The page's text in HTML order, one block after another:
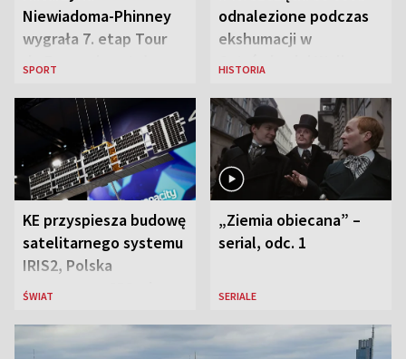
Niewiadoma-Phinney
wygrała 7. etap Tour
de France i została
SPORT
odnalezione podczas
ekshumacji w
Ostrówkach i Woli
HISTORIA
KE przyspiesza budowę
satelitarnego systemu
IRIS2, Polska
przeznaczy 656 mln
ŚWIAT
„Ziemia obiecana” –
serial, odc. 1
SERIALE